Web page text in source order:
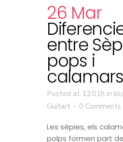
26 Mar
entre
pops i
calamars
Posted at 12:01h in
Guitart
0 Comments
Les sèpies, els
polps formen part